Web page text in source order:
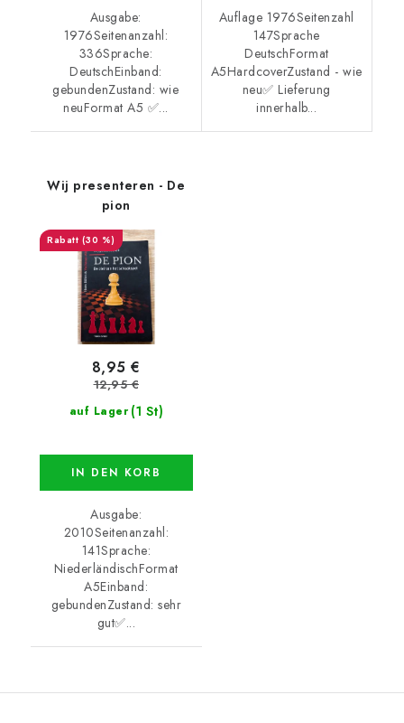
Ausgabe:
1976Seitenanzahl:
336Sprache:
DeutschEinband:
gebundenZustand: wie
neuFormat A5 ✅...
Auflage 1976Seitenzahl
147Sprache
DeutschFormat
A5HardcoverZustand - wie
neu✅ Lieferung
innerhalb...
Wij presenteren - De
pion
(30 %)
auf Lager (1 St)
8,95 €
12,95 €
IN DEN KORB
Ausgabe:
2010Seitenanzahl:
141Sprache:
NiederländischFormat
A5Einband:
gebundenZustand: sehr
gut✅...